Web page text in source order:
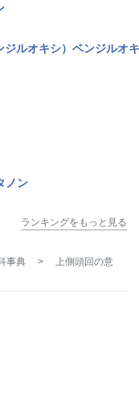
ジルオキシ）ベンジルオキ
ノン
ランキングをもっと見る
事典 > 上側頭回の意